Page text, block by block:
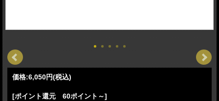
価格:6,050円(税込)
[ポイント還元 60ポイント～]